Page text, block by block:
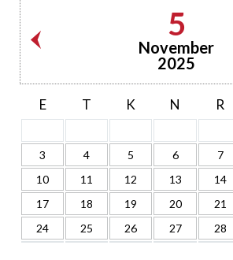
5
November
2025
E T K N R
3
4 5 6 7
10
11 12 13 14
17
18 19 20 21
24
25 26 27 28